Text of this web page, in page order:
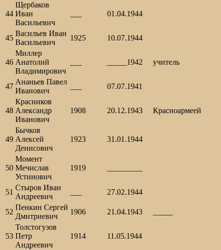
44
Щербаков
Иван
Васильевич
01.04.1944
45
Васильев Иван
Васильевич
1925 10.07.1944
46
Миллер
Анатолий
Владимирович
_____1942 учитель
47
Ананьев Павел
Иванович
07.07.1941
48
Красников
Александр
Иванович
1908 20.12.1943 Красноармеей
49
Бычков
Алексей
Денисович
1923 31.01.1944
50
Момент
Мечислав
Устинович
1919
51
Стыров Иван
Андреевич
27.02.1944
52
Пенкин Сергей
Дмитриевич
1906 21.04.1943
53
Толстогузов
Петр
Андреевич
1914 11.05.1944